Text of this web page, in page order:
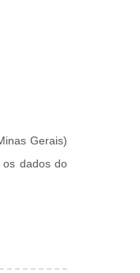
Gerais)
os dados do